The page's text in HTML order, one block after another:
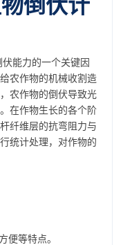
能力的一个关键因
农作物的机械收割造
农作物的倒伏导致光
在作物生长的各个阶
纤维层的抗弯阻力与
统计处理，对作物的
等特点。